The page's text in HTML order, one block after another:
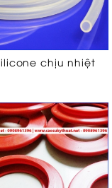
chịu nhiệt